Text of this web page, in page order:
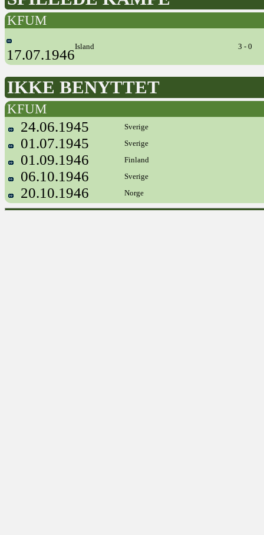
KFUM
17.07.1946
Island 3 - 0
IKKE BENYTTET
KFUM
24.06.1945 Sverige
01.07.1945 Sverige
01.09.1946 Finland
06.10.1946 Sverige
20.10.1946 Norge